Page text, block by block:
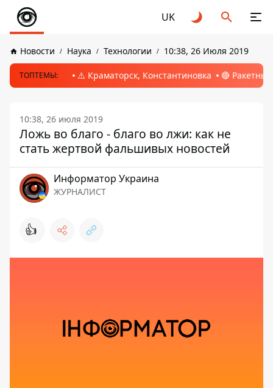
UK
Новости Наука Технологии 10:38, 26 Июля 2019
ТОПТЕМЫ: ⚠️ Краматорск, Константиновка 🔴
10:38, 26 июля 2019
Ложь во благо - благо во лжи: как не
стать жертвой фальшивых новостей
Информатор Украина
ЖУРНАЛИСТ
👍